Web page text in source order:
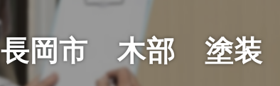
長岡市 木部 塗装